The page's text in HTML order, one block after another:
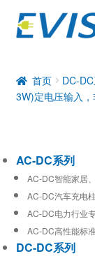
DC-DC系列
工业通信模块
首页 DC-
3W)定电压输入
AC-DC系列
AC-DC智能家居
AC-DC汽车充电
AC-DC电力行业
AC-DC高性能标
DC-DC系列